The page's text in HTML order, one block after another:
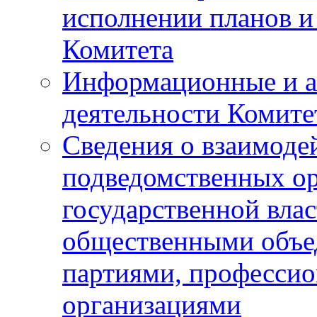
исполнении планов и
Комитета
Информационные и
деятельности
Сведения о
подведомственных
государственной
общественными
партиями,
организациями